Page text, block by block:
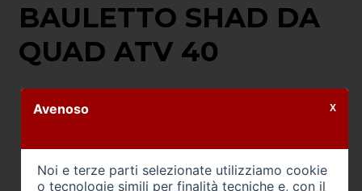
BAULETTO SHAD DA
QUAD ATV 40
Avenoso
Noi e terze parti selezionate utilizziamo cookie
o tecnologie simili per finalità tecniche e, con il
X